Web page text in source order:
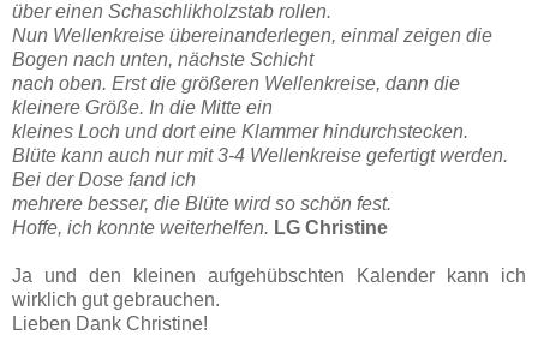
über einen Schaschlikholzstab rollen.
Nun Wellenkreise übereinanderlegen, einmal zeigen die
Bogen nach unten, nächste Schicht
nach oben. Erst die größeren Wellenkreise, dann die
kleinere Größe. In die Mitte ein
kleines Loch und dort eine Klammer hindurchstecken.
Blüte kann auch nur mit 3-4 Wellenkreise gefertigt werden.
Bei der Dose fand ich
mehrere besser, die Blüte wird so schön fest.
Hoffe, ich konnte weiterhelfen. LG Christine
Ja und den kleinen aufgehübschten Kalender kann ich
wirklich gut gebrauchen.
Lieben Dank Christine!